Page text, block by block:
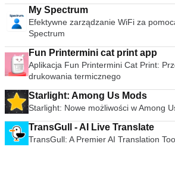
My Spectrum
Efektywne zarządzanie WiFi za
Spectrum
Fun Printermini cat print app
Aplikacja Fun Printermini Cat Print:
drukowania termicznego
Starlight: Among Us Mods
Starlight: Nowe możliwości w Among
TransGull - AI Live Translate
TransGull: A Premier AI Translation